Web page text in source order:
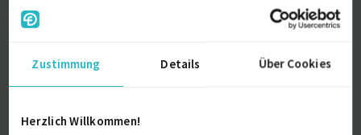
Zustimmung Details Über Cookies
Herzlich Willkommen!
Senior Systems Engineer und